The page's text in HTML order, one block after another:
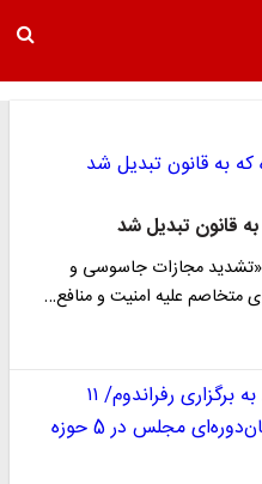
«تشدید مجازات جاسوسی و
متخاصم علیه امنیت و منافع…